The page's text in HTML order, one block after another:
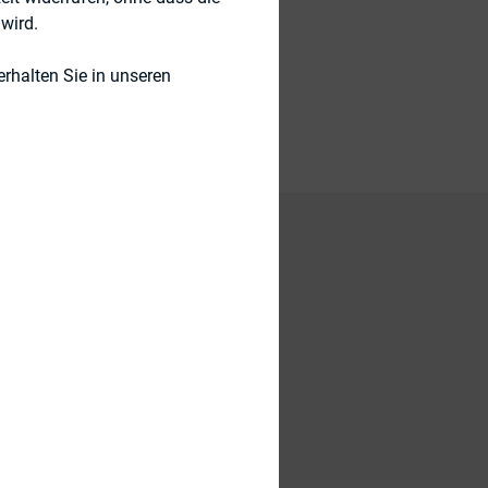
liefert die
in diesem
der
Studie kann
bestellt
Sie in unseren